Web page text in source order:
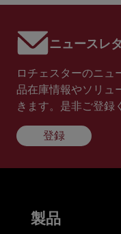
ニュースレ
ロチェスターのニュ
品在庫情報やソリュ
きます。是非ご登録
登録
製品